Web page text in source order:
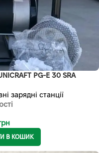
PG-E 30 SRA
зарядні станції
В КОШИК